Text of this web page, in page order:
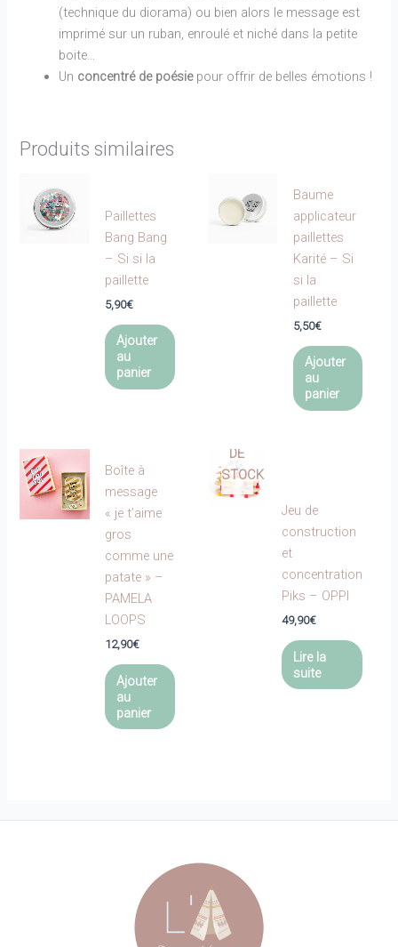
(technique du diorama) ou bien alors le message est
imprimé sur un ruban, enroulé et niché dans la petite
boite…
Un concentré de poésiepour offrir de belles émotions !
Produits similaires
Paillettes
Bang Bang
– Si si la
paillette
5,90€
Ajouter
au
panier
Baume
applicateur
paillettes
Karité – Si
si la
paillette
5,50€
Ajouter
au
panier
Boîte à
message
« je t’aime
gros
comme une
patate » –
PAMELA
LOOPS
12,90€
Ajouter
au
panier
DE
STOCK
Jeu de
construction
et
concentration
Piks – OPPI
49,90€
Lire la
suite